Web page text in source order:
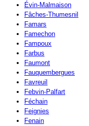
Évin-Malmaison
Fâches-Thumesnil
Famars
Famechon
Fampoux
Farbus
Faumont
Fauquembergues
Favreuil
Febvin-Palfart
Féchain
Feignies
Fenain